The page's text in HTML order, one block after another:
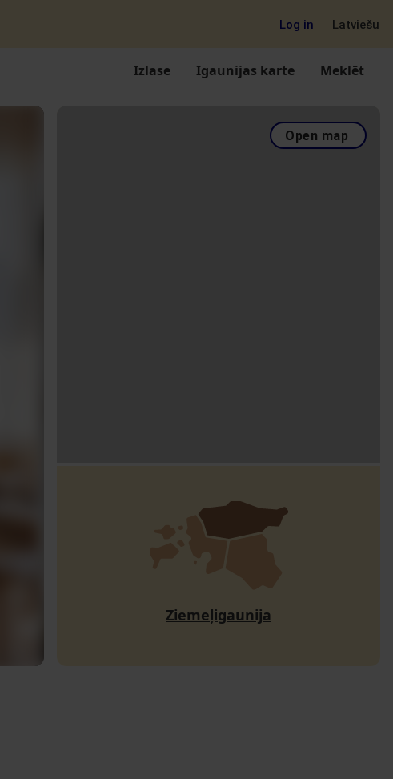
Log in Latviešu
Izlase Igaunijas karte Meklēt
Open map
Ziemeļigaunija